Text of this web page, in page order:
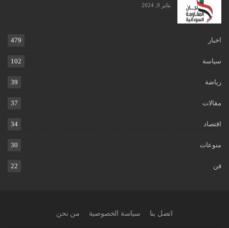
يناير 9, 2024
اخبار 479
سياسة 102
رياضة 39
مقالات 37
اقتصاد 34
منوعات 30
فن 22
اتصل بنا سياسة الخصوصية من نحن